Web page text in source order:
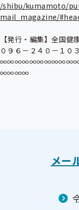
/shibu/kumamoto/
mail_magazine/
【発行・編集】全国健
０９６－２４０－１０
∞∞∞∞
メー